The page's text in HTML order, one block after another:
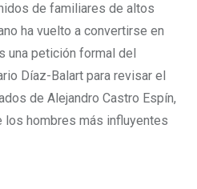
de familiares de altos
ha vuelto a convertirse en
una petición formal del
Díaz-Balart para revisar el
de Alejandro Castro Espín,
los hombres más influyentes